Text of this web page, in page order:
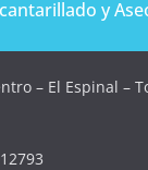
y
– El Espinal –